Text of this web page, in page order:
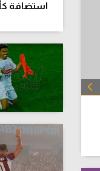
استضافة كأس إفريقيا